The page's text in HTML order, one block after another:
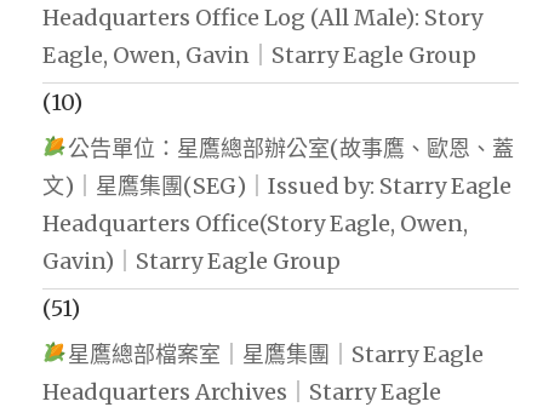
Headquarters Office Log (All Male): Story
Eagle, Owen, Gavin｜Starry Eagle Group
(10)
公告單位：星鷹總部辦公室(故事鷹、歐恩、蓋
文)｜星鷹集團(SEG)｜Issued by: Starry Eagle
Headquarters Office(Story Eagle, Owen,
Gavin)｜Starry Eagle Group
(51)
星鷹總部檔案室｜星鷹集團｜Starry Eagle
Headquarters Archives｜Starry Eagle